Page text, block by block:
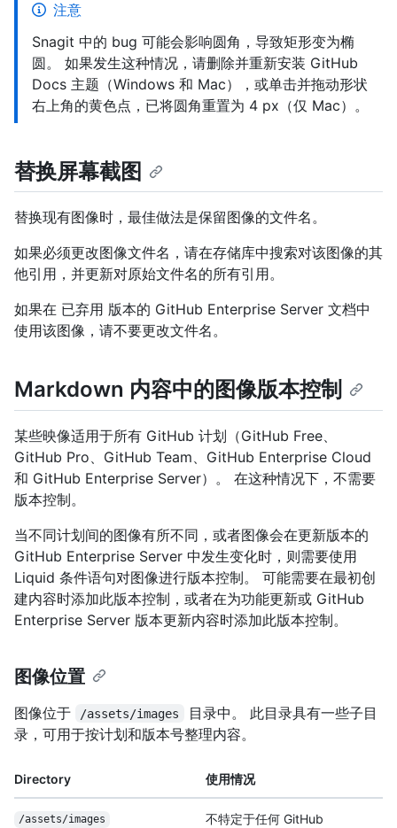
注意
Snagit 中的 bug 可能会影响圆角，导致矩形变为椭
圆。 如果发生这种情况，请删除并重新安装 GitHub
Docs 主题（Windows 和 Mac），或单击并拖动形状
右上角的黄色点，已将圆角重置为 4 px（仅 Mac）。
替换屏幕截图
替换现有图像时，最佳做法是保留图像的文件名。
如果必须更改图像文件名，请在存储库中搜索对该图像的其
他引用，并更新对原始文件名的所有引用。
如果在 已弃用 版本的 GitHub Enterprise Server 文档中
使用该图像，请不要更改文件名。
Markdown 内容中的图像版本控制
某些映像适用于所有 GitHub 计划（GitHub Free、
GitHub Pro、GitHub Team、GitHub Enterprise Cloud
和 GitHub Enterprise Server）。 在这种情况下，不需要
版本控制。
当不同计划间的图像有所不同，或者图像会在更新版本的
GitHub Enterprise Server 中发生变化时，则需要使用
Liquid 条件语句对图像进行版本控制。 可能需要在最初创
建内容时添加此版本控制，或者在为功能更新或 GitHub
Enterprise Server 版本更新内容时添加此版本控制。
图像位置
图像位于 /assets/images
目录中。 此目录具有一些子目
录，可用于按计划和版本号整理内容。
Directory 使用情况
/assets/images
不特定于任何 GitHub